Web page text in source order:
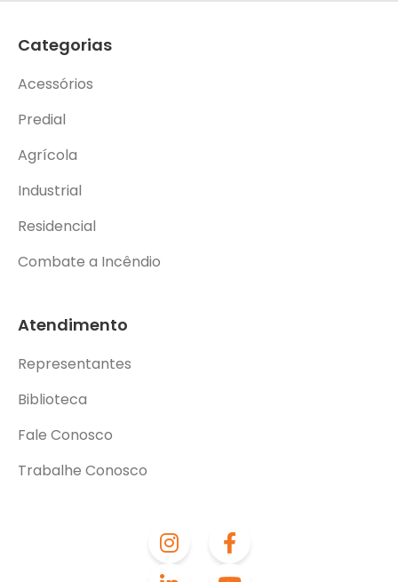
Categorias
Acessórios
Predial
Agrícola
Industrial
Residencial
Combate a Incêndio
Atendimento
Representantes
Biblioteca
Fale Conosco
Trabalhe Conosco